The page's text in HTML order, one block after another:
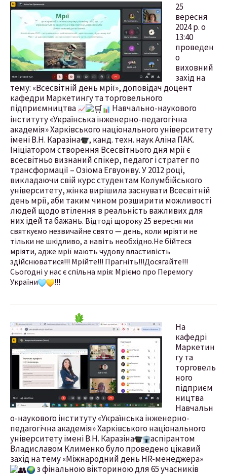
25
вересня
2024 р. о
13:40
проведен
о
виховний
захід на
тему: «Всесвітній день мрії», доповідач доцент
кафедри Маркетингу та торговельного
підприємництва
Навчально-наукового
інституту «Українська інженерно-педагогічна
академія» Харківського національного університету
імені В.Н. Каразіна
, канд. техн. наук Аліна ПАК.
Ініціатором створення Всесвітнього дня мрії є
всесвітньо визнаний спікер, педагог і стратег по
трансформації – Озіома Егвуонву. У 2012 році,
викладаючи свій курс студентам Колумбійського
університету, жінка вирішила заснувати Всесвітній
день мрії, аби таким чином розширити можливості
людей щодо втілення в реальність важливих для
них ідей та бажань. Відтоді щороку 25 вересня ми
святкуємо незвичайне свято — день, коли мріяти не
тільки не шкідливо, а навіть необхідно.Не бійтеся
мріяти, адже мрії мають чудову властивість
здійснюватися!!! Мрійте!!! Прагніть!!!Досягайте!!!
Сьогодні у нас є спільна мрія: Мріємо про Перемогу
України
!!!
На
кафедрі
Маркетин
гу та
торговель
ного
підприєм
ництва
Навчальн
о-наукового інституту «Українська інженерно-
педагогічна академія» Харківського національного
університету імені В.Н. Каразіна
аспірантом
Владиславом Клименко було проведено цікавий
захід на тему «Міжнародний день HR-менеджера»
з фінальною вікториною для 65 учасників